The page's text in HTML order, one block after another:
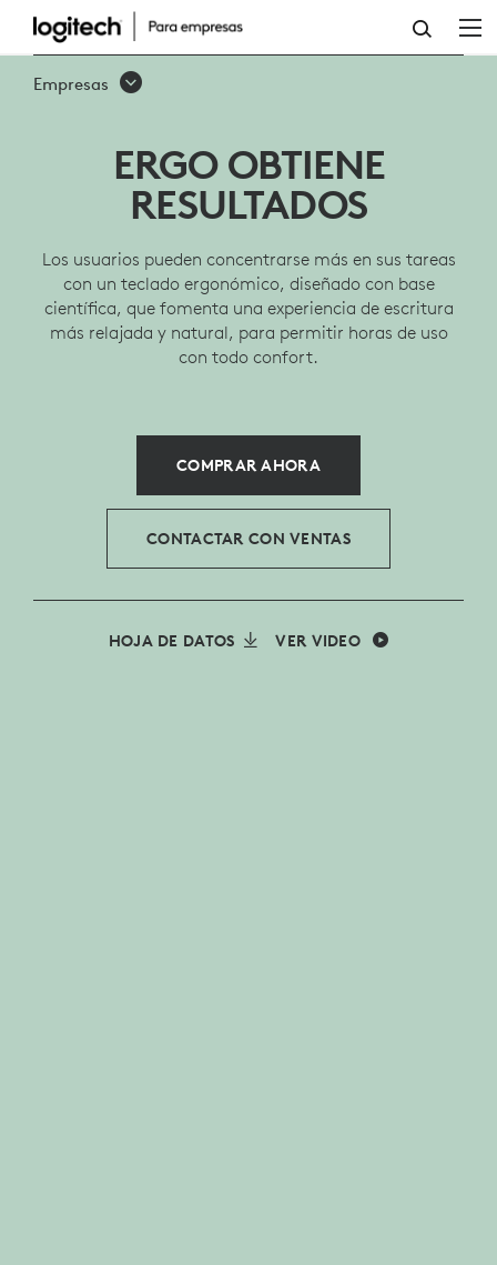
TECLADO
INALÁMBRICO
EMPRESA
Empresas
ERGO OBTIENE
RESULTADOS
Los usuarios pueden concentrarse más en sus tareas
con un teclado ergonómico, diseñado con base
científica, que fomenta una experiencia de escritura
más relajada y natural, para permitir horas de uso
con todo confort.
COMPRAR AHORA
CONTACTAR CON VENTAS
HOJA DE DATOS VER VIDEO